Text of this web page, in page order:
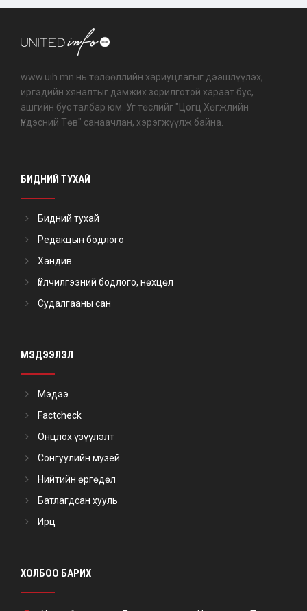
www.uih.mn нь төлөөллийн хариуцлагыг дээшлүүлэх,
иргэдийн хяналтыг дэмжих зорилготой хараат бус,
ашгийн бус талбар юм. Уг төслийг "Цогц Хөгжлийн
Үндэсний Төв" санаачлан, хэрэгжүүлж байна.
БИДНИЙ ТУХАЙ
Бидний тухай
Редакцын бодлого
Хандив
Үйлчилгээний бодлого, нөхцөл
Судалгааны сан
МЭДЭЭЛЭЛ
Мэдээ
Factcheck
Онцлох үзүүлэлт
Сонгуулийн музей
Нийтийн өргөдөл
Батлагдсан хууль
Ирц
ХОЛБОО БАРИХ